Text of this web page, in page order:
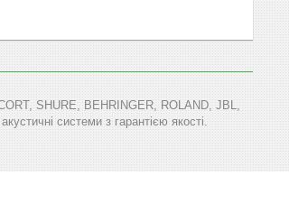
CORT, SHURE, BEHRINGER, ROLAND, JBL,
системи з гарантією якості.